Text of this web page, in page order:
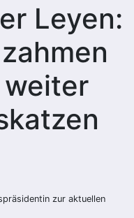
Leyen:
zur aktuellen